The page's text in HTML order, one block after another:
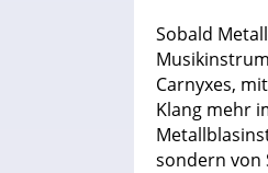
Sobald
Carnyxes,
Klang mehr
sondern von